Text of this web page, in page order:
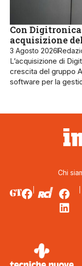
Con
acquisizione
3 Agosto 2026
L’acquisizione di
crescita del gruppo
software per la
Chi